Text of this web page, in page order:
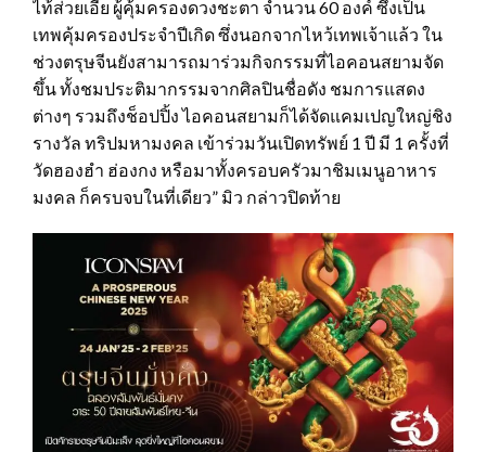
ไท้ส่วยเอี๊ย ผู้คุ้มครองดวงชะตา จำนวน 60 องค์ ซึ่งเป็น
เทพคุ้มครองประจำปีเกิด ซึ่งนอกจากไหว้เทพเจ้าแล้ว ใน
ช่วงตรุษจีนยังสามารถมาร่วมกิจกรรมที่ไอคอนสยามจัด
ขึ้น ทั้งชมประติมากรรมจากศิลปินชื่อดัง ชมการแสดง
ต่างๆ รวมถึงช็อปปิ้ง ไอคอนสยามก็ได้จัดแคมเปญใหญ่ชิง
รางวัล ทริปมหามงคล เข้าร่วมวันเปิดทรัพย์ 1 ปี มี 1 ครั้งที่
วัดฮองฮำ ฮ่องกง หรือมาทั้งครอบครัวมาชิมเมนูอาหาร
มงคล ก็ครบจบในที่เดียว” มิว กล่าวปิดท้าย